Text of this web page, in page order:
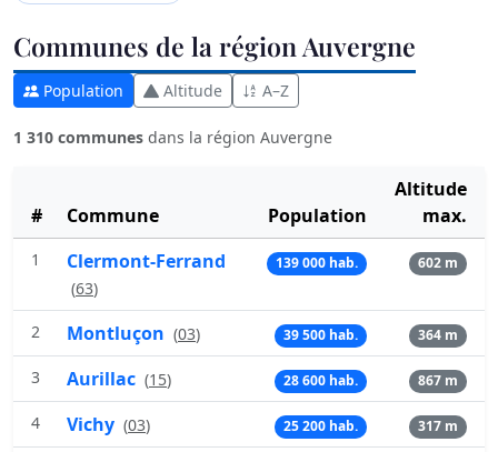
Communes de la région Auvergne
Population Altitude A–Z
1 310 communes dans la région Auvergne
# Commune Population
Altitude
max.
1 Clermont-Ferrand
(63)
139 000 hab. 602 m
2 Montluçon (03) 39 500 hab. 364 m
3 Aurillac (15) 28 600 hab. 867 m
4 Vichy (03) 25 200 hab. 317 m